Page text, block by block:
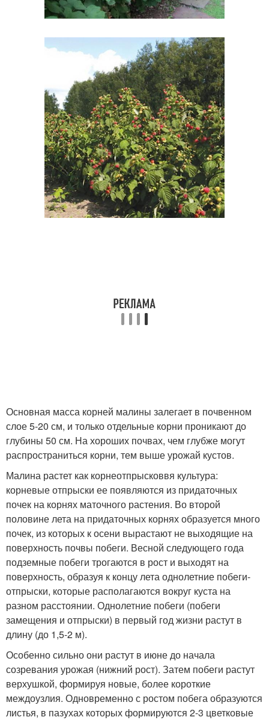
Основная масса корней малины залегает в почвенном
слое 5-20 см, и только отдельные корни проникают до
глубины 50 см. На хороших почвах, чем глубже могут
распространиться корни, тем выше урожай кустов.
Малина растет как корнеотпрысковвя культура:
корневые отпрыски ее появляются из придаточных
почек на корнях маточного растения. Во второй
половине лета на придаточных корнях образуется много
почек, из которых к осени вырастают не выходящие на
поверхность почвы побеги. Весной следующего года
подземные побеги трогаются в рост и выходят на
поверхность, образуя к концу лета однолетние побеги-
отпрыски, которые располагаются вокруг куста на
разном расстоянии. Однолетние побеги (побеги
замещения и отпрыски) в первый год жизни растут в
длину (до 1,5-2 м).
Особенно сильно они растут в июне до начала
созревания урожая (нижний рост). Затем побеги растут
верхушкой, формируя новые, более короткие
междоузлия. Одновременно с ростом побега образуются
листья, в пазухах которых формируются 2-3 цветковые